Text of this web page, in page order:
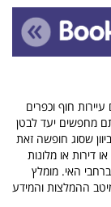
חוף וכפרים
מחפשים יעד לבטן
שסוג חופשה זאת
דירות או מלונות
האי. מומלץ
ההמלצות והמידע